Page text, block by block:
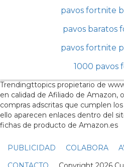
pavos fortnite
pavos baratos
pavos fortnite
1000 pavos
Trendingttopics propietario de
en calidad de Afiliado de Amazon,
compras adscritas que cumplen
ello aparecen enlaces dentro del
fichas de producto de Amazon.es
PUBLICIDAD COLABORA